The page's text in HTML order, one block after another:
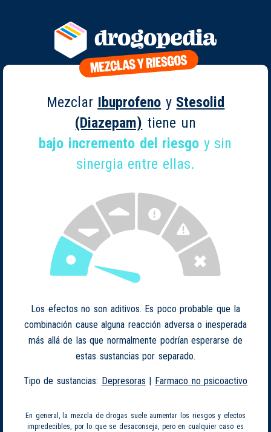
Mezclar Ibuprofeno y Stesolid
(Diazepam) tiene un
bajo incremento del riesgo y sin
sinergia entre ellas.
Los efectos no son aditivos. Es poco probable que la
combinación cause alguna reacción adversa o inesperada
más allá de las que normalmente podrían esperarse de
estas sustancias por separado.
Tipo de sustancias: Depresoras | Farmaco no psicoactivo
En general, la mezcla de drogas suele aumentar los riesgos y efectos
impredecibles, por lo que se desaconseja, pero en cualquier caso es